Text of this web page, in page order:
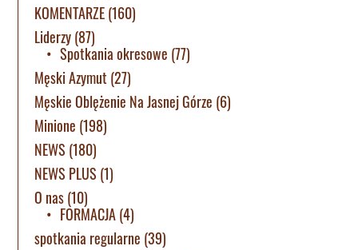
KOMENTARZE(160)
Liderzy(87)
Spotkania okresowe (77)
Męski Azymut (27)
Męskie Oblężenie Na Jasnej Górze (6)
Minione (198)
NEWS (180)
NEWS PLUS (1)
O nas(10)
FORMACJA(4)
spotkania regularne (39)